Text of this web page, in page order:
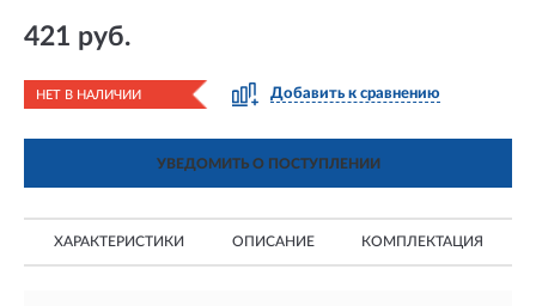
421 руб.
НЕТ В НАЛИЧИИ Добавить к сравнению
УВЕДОМИТЬ О ПОСТУПЛЕНИИ
ХАРАКТЕРИСТИКИ ОПИСАНИЕ КОМПЛЕКТАЦИЯ